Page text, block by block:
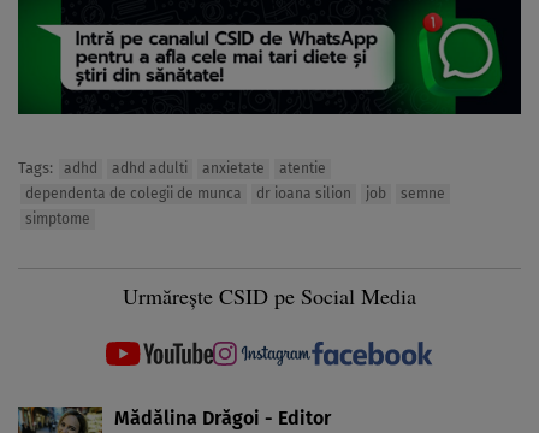
Tags: adhd adhd adulti anxietate
atentie
dependenta de colegii de munca
dr ioana silion job
semne
simptome
Urmărește CSID pe Social Media
Mădălina Drăgoi - Editor